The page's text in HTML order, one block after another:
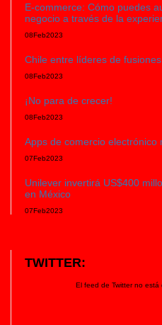
E-commerce: Cómo puedes
negocio a través de la
08Feb2023
Chile entre líderes de
08Feb2023
¡No para de crecer!
08Feb2023
Apps de comercio
07Feb2023
Unilever invertirá US$400
en México
07Feb2023
TWITTER:
El feed de Twitter no está